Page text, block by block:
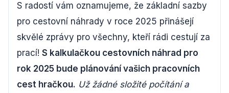
S radostí vám oznamujeme, že základní sazby
pro cestovní náhrady v roce 2025 přinášejí
skvělé zprávy pro všechny, kteří rádi cestují za
prací! S kalkulačkou cestovních náhrad pro
rok 2025 bude plánování vašich pracovních
cest hračkou. Už žádné složité počítání a